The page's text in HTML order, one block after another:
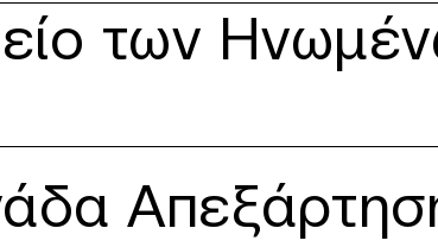
των
Ηνωμένων Εθνών για τα Παιδιά